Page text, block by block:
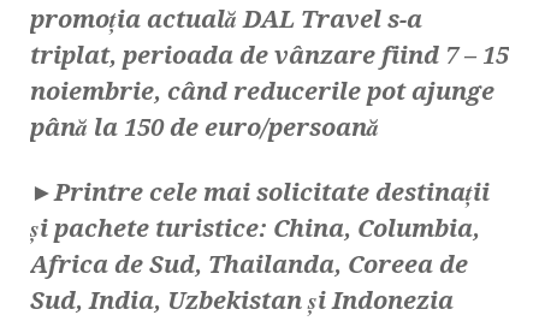
promoția actuală DAL Travel s-a
triplat, perioada de vânzare fiind 7 – 15
noiembrie, când reducerile pot ajunge
până la 150 de euro/persoană
►Printre cele mai solicitate destinații
și pachete turistice: China, Columbia,
Africa de Sud, Thailanda, Coreea de
Sud, India, Uzbekistan și Indonezia